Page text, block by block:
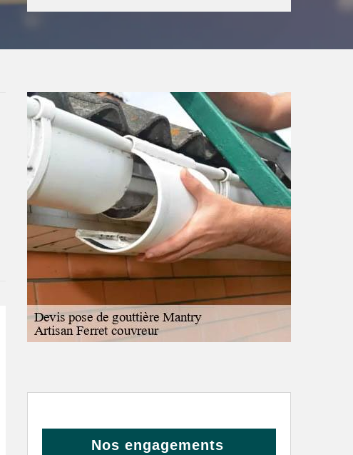
Nos engagements